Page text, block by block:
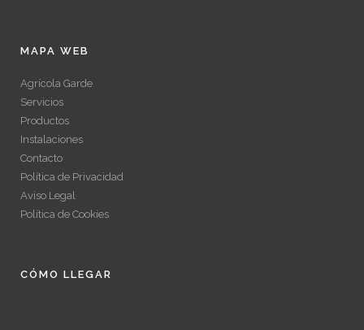
MAPA WEB
Agrícola Garde
Servicios
Productos
Instalaciones
Contacto
Política de Privacidad
Aviso Legal
Política de Cookies
CÓMO LLEGAR